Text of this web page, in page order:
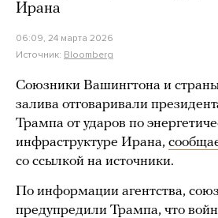
Ирана
06:09, 24 марта 2026
Источник: Bloomberg
Союзники Вашингтона и
залива отговаривали
Трампа от ударов по
инфраструктуре Ирана,
со ссылкой на источники.
По информации агентства,
предупредили Трампа, что